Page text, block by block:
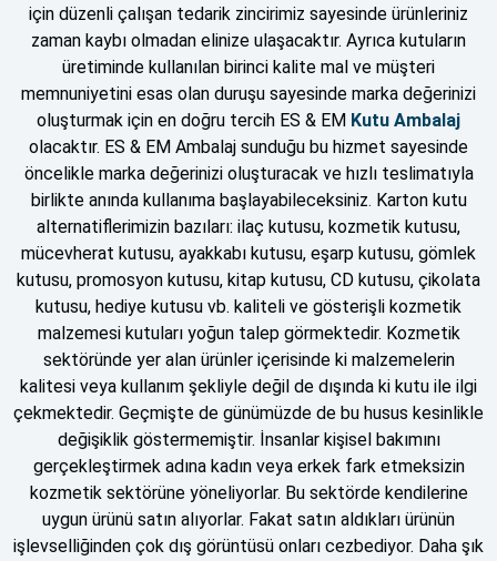
için düzenli çalışan tedarik zincirimiz sayesinde ürünleriniz
zaman kaybı olmadan elinize ulaşacaktır. Ayrıca kutuların
üretiminde kullanılan birinci kalite mal ve müşteri
memnuniyetini esas olan duruşu sayesinde marka değerinizi
oluşturmak için en doğru tercih ES & EM Kutu Ambalaj
olacaktır. ES & EM Ambalaj sunduğu bu hizmet sayesinde
öncelikle marka değerinizi oluşturacak ve hızlı teslimatıyla
birlikte anında kullanıma başlayabileceksiniz. Karton kutu
alternatiflerimizin bazıları: ilaç kutusu, kozmetik kutusu,
mücevherat kutusu, ayakkabı kutusu, eşarp kutusu, gömlek
kutusu, promosyon kutusu, kitap kutusu, CD kutusu, çikolata
kutusu, hediye kutusu vb. kaliteli ve gösterişli kozmetik
malzemesi kutuları yoğun talep görmektedir. Kozmetik
sektöründe yer alan ürünler içerisinde ki malzemelerin
kalitesi veya kullanım şekliyle değil de dışında ki kutu ile ilgi
çekmektedir. Geçmişte de günümüzde de bu husus kesinlikle
değişiklik göstermemiştir. İnsanlar kişisel bakımını
gerçekleştirmek adına kadın veya erkek fark etmeksizin
kozmetik sektörüne yöneliyorlar. Bu sektörde kendilerine
uygun ürünü satın alıyorlar. Fakat satın aldıkları ürünün
işlevselliğinden çok dış görüntüsü onları cezbediyor. Daha şık